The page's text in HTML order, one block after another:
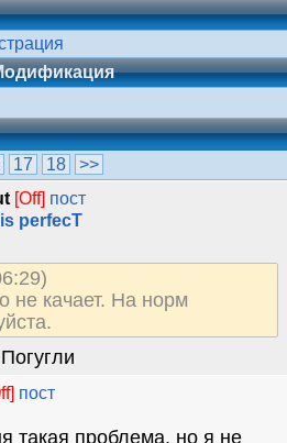
17 18
>>
[Off] пост
perfecT
не качает. На норм
пост
такая проблема, но я не